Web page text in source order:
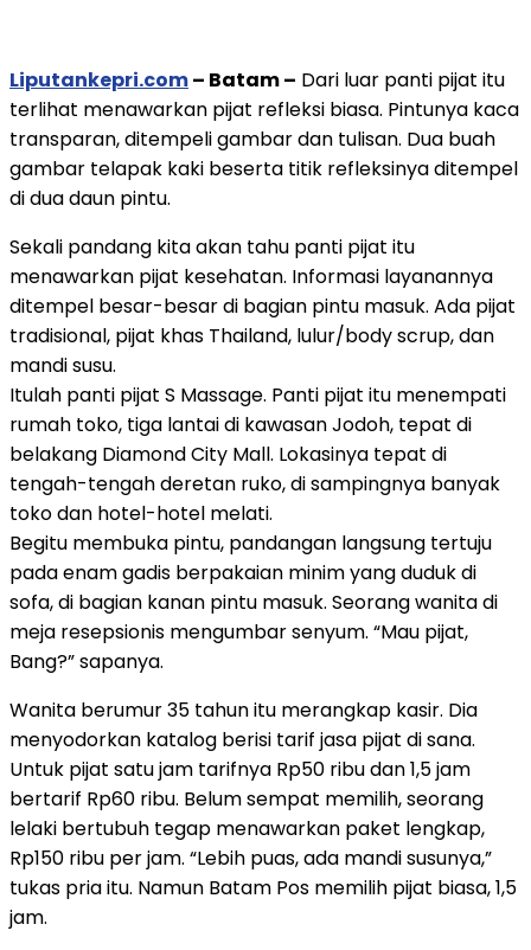
Liputankepri.com– Batam – Dari luar panti pijat itu
terlihat menawarkan pijat refleksi biasa. Pintunya kaca
transparan, ditempeli gambar dan tulisan. Dua buah
gambar telapak kaki beserta titik refleksinya ditempel
di dua daun pintu.
Sekali pandang kita akan tahu panti pijat itu
menawarkan pijat kesehatan. Informasi layanannya
ditempel besar-besar di bagian pintu masuk. Ada pijat
tradisional, pijat khas Thailand, lulur/body scrup, dan
mandi susu.
Itulah panti pijat S Massage. Panti pijat itu menempati
rumah toko, tiga lantai di kawasan Jodoh, tepat di
belakang Diamond City Mall. Lokasinya tepat di
tengah-tengah deretan ruko, di sampingnya banyak
toko dan hotel-hotel melati.
Begitu membuka pintu, pandangan langsung tertuju
pada enam gadis berpakaian minim yang duduk di
sofa, di bagian kanan pintu masuk. Seorang wanita di
meja resepsionis mengumbar senyum. “Mau pijat,
Bang?” sapanya.
Wanita berumur 35 tahun itu merangkap kasir. Dia
menyodorkan katalog berisi tarif jasa pijat di sana.
Untuk pijat satu jam tarifnya Rp50 ribu dan 1,5 jam
bertarif Rp60 ribu. Belum sempat memilih, seorang
lelaki bertubuh tegap menawarkan paket lengkap,
Rp150 ribu per jam. “Lebih puas, ada mandi susunya,”
tukas pria itu. Namun Batam Pos memilih pijat biasa, 1,5
jam.